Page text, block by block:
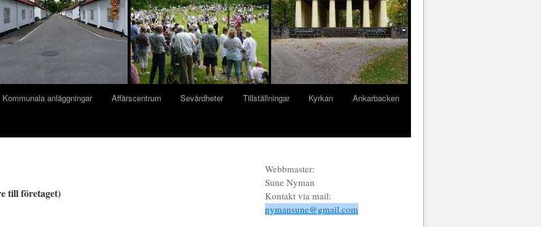
Kommunala anläggningar Affärscentrum Sevärdheter Tillställningar Kyrkan Ankarbacken
till företaget)
Webbmaster:
Sune Nyman
Kontakt via mail:
nymansune@gmail.com